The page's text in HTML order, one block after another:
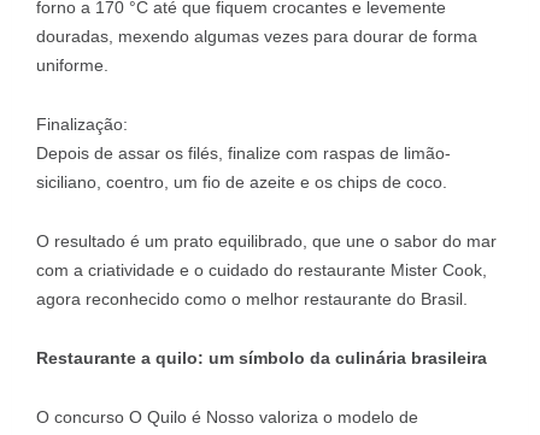
forno a 170 °C até que fiquem crocantes e levemente
douradas, mexendo algumas vezes para dourar de forma
uniforme.
Finalização:
Depois de assar os filés, finalize com raspas de limão-
siciliano, coentro, um fio de azeite e os chips de coco.
O resultado é um prato equilibrado, que une o sabor do mar
com a criatividade e o cuidado do restaurante Mister Cook,
agora reconhecido como o melhor restaurante do Brasil.
Restaurante a quilo: um símbolo da culinária brasileira
O concurso O Quilo é Nosso valoriza o modelo de